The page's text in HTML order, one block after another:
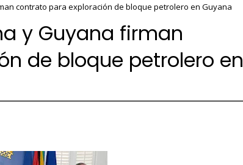
contrato para exploración de bloque petrolero en Guyana
y Guyana firman
de bloque petrolero en